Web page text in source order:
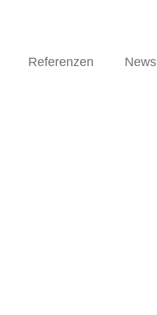
Referenzen News